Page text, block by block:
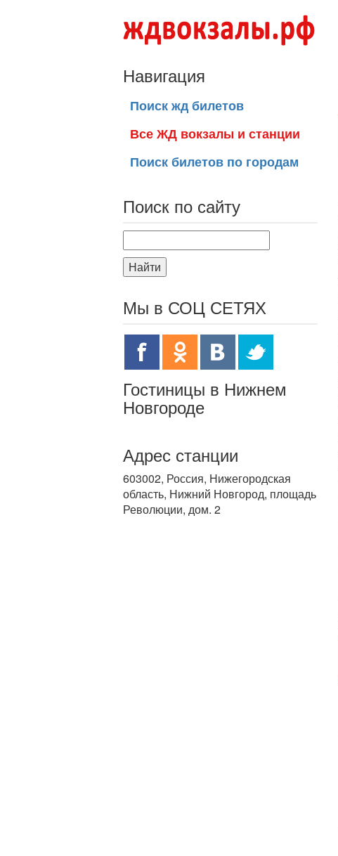
Навигация
Поиск жд билетов
Все ЖД вокзалы и станции
Поиск билетов по городам
Поиск по сайту
Найти
Мы в СОЦ СЕТЯХ
Гостиницы в Нижнем
Новгороде
Адрес станции
603002, Россия, Нижегородская
область, Нижний Новгород, площадь
Революции, дом. 2